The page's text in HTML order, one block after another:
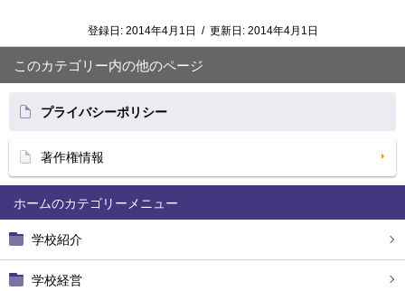
ホーム
学校紹介
学校経営
登録日: 2014年4月1日 / 更新日: 2014年4月1日
このカテゴリー内の他のページ
プライバシーポリシー
著作権情報